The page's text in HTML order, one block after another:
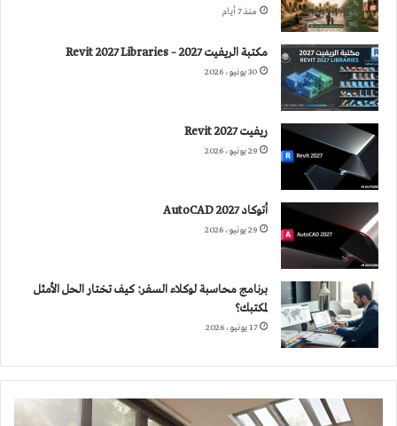
منذ 7 أيام
مكتبة الريفيت 2027 – Revit 2027 Libraries
30 يونيو، 2026
ريفيت 2027 Revit
29 يونيو، 2026
أتوكاد 2027 AutoCAD
29 يونيو، 2026
برنامج محاسبة لوكلاء السفر: كيف تختار الحل الأمثل
لمكتبك؟
17 يونيو، 2026